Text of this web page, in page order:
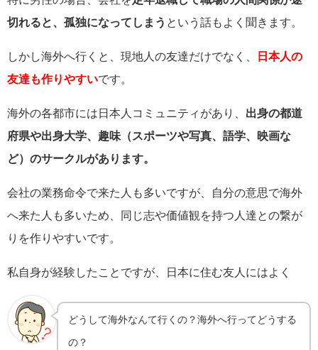
切れると、孤独になってしまう という話もよく聞きます。
しかし海外へ行くと、現地人の友達だけでなく、
日本人の
友達も作りやすいです。
海外の各都市には日本人コミュニティがあり、 出身の都道
府県や出身大学、趣味（スポーツや写真、語学、映画な
ど）のサークルがあります。
会社の業務命令で来た人も多いですが、自分の意思で海外
へ来た人も多いため、同じ志や価値観を持つ人達との繋が
りを作りやすいです。
私自身が経験したことですが、日本に住む友人にはよく
どうして海外なんて行くの？海外へ行ってどうする
の？